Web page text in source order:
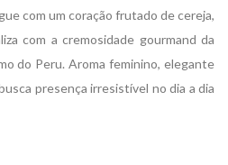
com um coração frutado de cereja,
com a cremosidade gourmand da
do Peru. Aroma feminino, elegante
presença irresistível no dia a dia